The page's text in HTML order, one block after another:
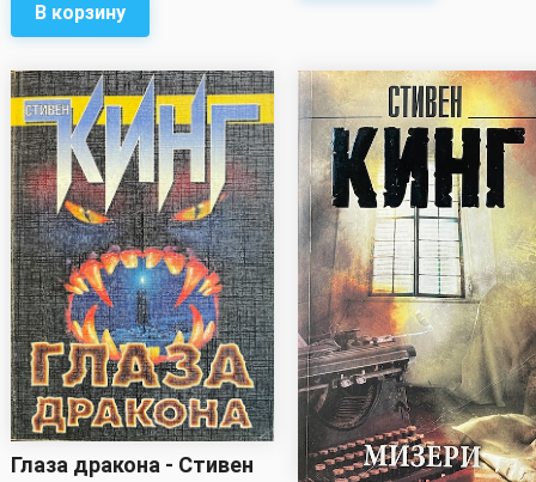
В корзину
Глаза дракона - Стивен